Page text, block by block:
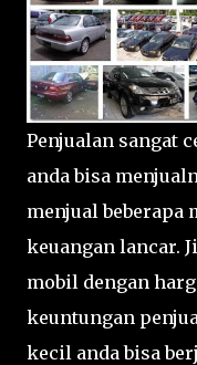
Penjualan sangat
anda bisa
menjual beberapa
keuangan lancar.
mobil dengan
keuntungan
kecil anda bisa